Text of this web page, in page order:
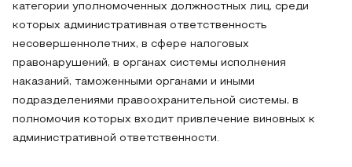
категории уполномоченных должностных лиц, среди
которых административная ответственность
несовершеннолетних, в сфере налоговых
правонарушений, в органах системы исполнения
наказаний, таможенными органами и иными
подразделениями правоохранительной системы, в
полномочия которых входит привлечение виновных к
административной ответственности.